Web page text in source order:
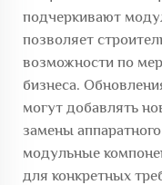
подчеркивают
позволяет
возможности по
бизнеса.
могут добавлять
замены
модульные
для конкретных